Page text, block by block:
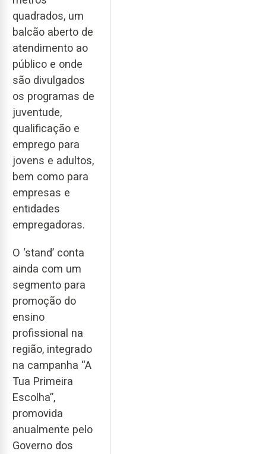
quadrados, um
balcão aberto de
atendimento ao
público e onde
são divulgados
os programas de
juventude,
qualificação e
emprego para
jovens e adultos,
bem como para
empresas e
entidades
empregadoras.
O ‘stand’ conta
ainda com um
segmento para
promoção do
ensino
profissional na
região, integrado
na campanha “A
Tua Primeira
Escolha”,
promovida
anualmente pelo
Governo dos